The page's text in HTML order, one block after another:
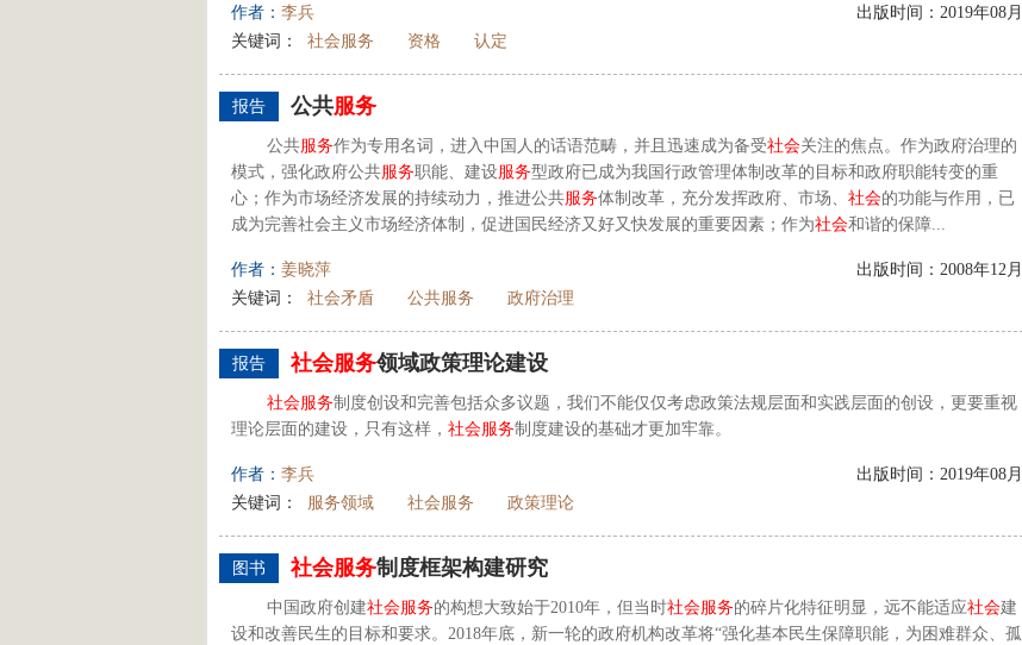
作者： 李兵
出版时间：2019年08月
关键词：
社会服务 资格 认定
报告 公共服务
公共服务作为专用名词，进入中国人的话语范畴，并且迅速成为备受社会关注的焦点。作为政府治理的
模式，强化政府公共服务职能、建设服务型政府已成为我国行政管理体制改革的目标和政府职能转变的重
心；作为市场经济发展的持续动力，推进公共服务体制改革，充分发挥政府、市场、 社会的功能与作用，已
成为完善社会主义市场经济体制，促进国民经济又好又快发展的重要因素；作为社会和谐的保障...
作者： 姜晓萍
出版时间：2008年12月
关键词：
社会矛盾 公共服务 政府治理
报告 社会服务领域政策理论建设
社会服务制度创设和完善包括众多议题，我们不能仅仅考虑政策法规层面和实践层面的创设，更要重视
理论层面的建设，只有这样， 社会服务制度建设的基础才更加牢靠。
作者： 李兵
出版时间：2019年08月
关键词：
服务领域 社会服务 政策理论
图书 社会服务制度框架构建研究
中国政府创建社会服务的构想大致始于2010年，但当时社会服务的碎片化特征明显，远不能适应社会建
设和改善民生的目标和要求。2018年底，新一轮的政府机构改革将“强化基本民生保障职能，为困难群众、孤